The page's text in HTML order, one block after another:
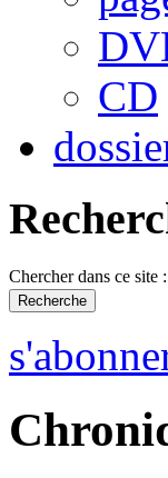
CD
Chercher dans ce site :